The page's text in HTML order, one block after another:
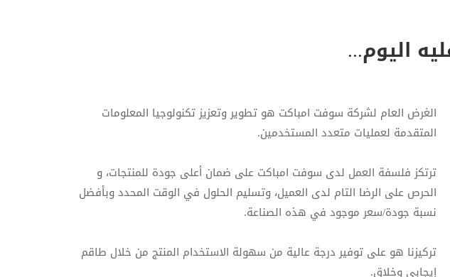
اليوم...
الغرض العام لشركة سوفت امباكت هو تطوير وتعزيز تكنولوجيا المعلومات
المتقدمة لعمليات متعدد المستخدمين.
ترتكز فلسفة العمل لدى سوفت امباكت على ضمان أعلى جودة للمنتجات، و
الحرص على الرضا التام لدى العميل، وتسليم الحلول في الوقت المحدد وبأفضل
نسبة جودة/سعر موجود في هذه الصناعة.
تركيزنا هو على توفير درجة عالية من سهولة الاستخدام المنتج من خلال طاقم
إيجابي وخلاق.